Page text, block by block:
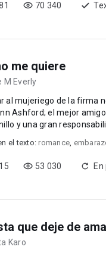
70 340
me quiere
M Everly
al mujeriego de la firma
Ashford; el mejor
y una gran
el texto:romance,
53 030
que deje de
Karo